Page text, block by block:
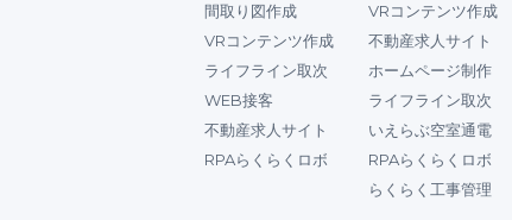
間取り図作成
VRコンテンツ作成
ライフライン取次
WEB接客
不動産求人サイト
RPAらくらくロボ
VRコンテンツ作成
不動産求人サイト
ホームページ制作
ライフライン取次
いえらぶ空室通電
RPAらくらくロボ
らくらく工事管理